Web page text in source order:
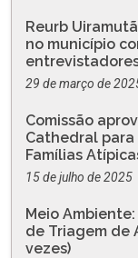
Reurb
no município
29 de março de
Comissão
Cathedral
Famílias
15 de julho de 2025
Meio
de Triagem de
vezes)